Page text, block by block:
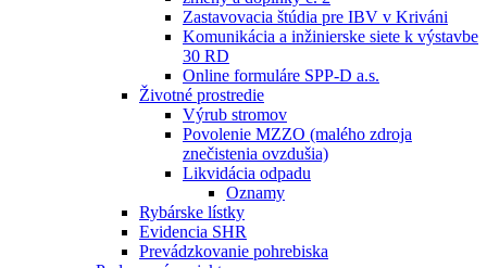
Zastavovacia štúdia pre IBV v Kriváni
Komunikácia a inžinierske siete k výstavbe
30 RD
Online formuláre SPP-D a.s.
Životné prostredie
Výrub stromov
Povolenie MZZO (malého zdroja
znečistenia ovzdušia)
Likvidácia odpadu
Oznamy
Rybárske lístky
Evidencia SHR
Prevádzkovanie pohrebiska